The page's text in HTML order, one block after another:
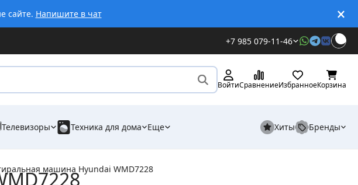
сайте. Напишите в чат
+7 985 079-11-46
ВойтиСравнениеИзбранноеКорзина
Телевизоры Техника для дома Еще Хиты Бренды
машина Hyundai WMD7228